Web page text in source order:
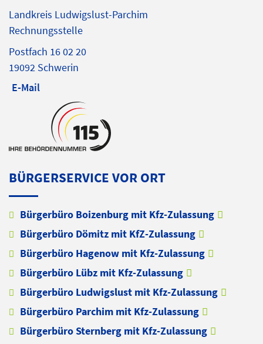
Landkreis Ludwigslust-Parchim
Rechnungsstelle
Postfach 16 02 20
19092 Schwerin
E-Mail
BÜRGERSERVICE VOR ORT
Bürgerbüro Boizenburg mit Kfz-Zulassung
Bürgerbüro Dömitz mit KfZ-Zulassung
Bürgerbüro Hagenow mit Kfz-Zulassung
Bürgerbüro Lübz mit Kfz-Zulassung
Bürgerbüro Ludwigslust mit Kfz-Zulassung
Bürgerbüro Parchim mit Kfz-Zulassung
Bürgerbüro Sternberg mit Kfz-Zulassung